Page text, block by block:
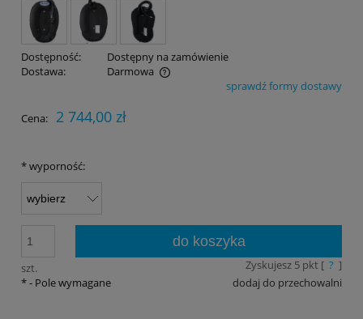
Dostępność:
Dostępny na zamówienie
Dostawa:
Darmowa
Cena nie zawiera ewentualnych kosztów płatnościsprawdź formy dostawy
Cena: 2 744,00 zł
*wyporność:
szt.
do koszyka
Zyskujesz 5pkt [ ? ]
dodaj do przechowalni
*- Pole wymagane